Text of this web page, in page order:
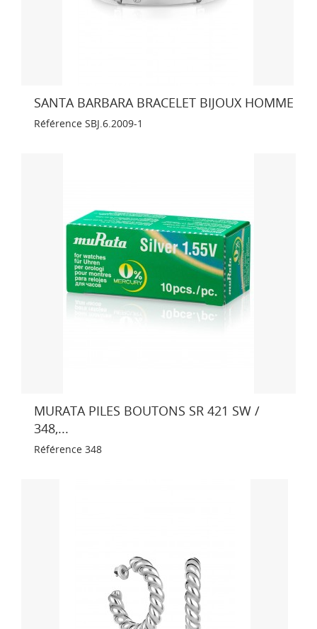
SANTA BARBARA BRACELET BIJOUX HOMME
Référence SBJ.6.2009-1
MURATA PILES BOUTONS SR 421 SW /
348,...
Référence 348